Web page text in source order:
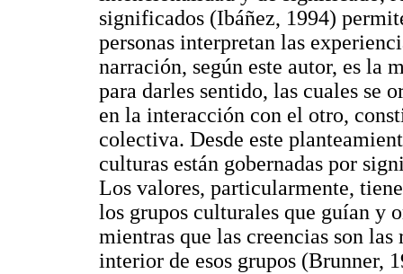
significados (Ibáñez, 1994)
personas interpretan las
narración, según este autor, es la
para darles sentido, las cuales se
en la interacción con el otro,
colectiva. Desde este
culturas están gobernadas por
Los valores, particularmente,
los grupos culturales que guían y
mientras que las creencias son
interior de esos grupos (Brunner,